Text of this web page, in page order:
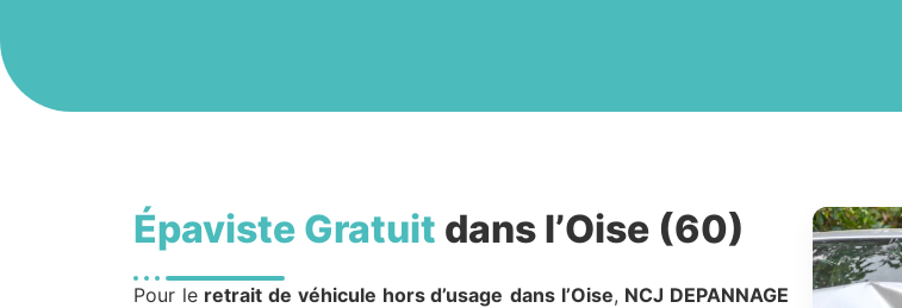
Épaviste Gratuit dans l’Oise (60)
Pour le retrait de véhicule hors d’usage dans l’Oise, NCJ DEPANNAGE